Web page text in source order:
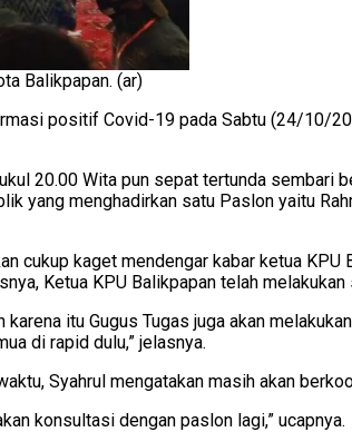
Balikpapan. (ar)
positif Covid-19 pada Sabtu (24/10/
20.00 Wita pun sepat tertunda sembari
yang menghadirkan satu Paslon yaitu
cukup kaget mendengar kabar ketua
Ketua KPU Balikpapan telah
itu Gugus Tugas juga akan
di rapid dulu,” jelasnya.
Syahrul mengatakan masih akan
konsultasi dengan paslon lagi,” ucapnya.